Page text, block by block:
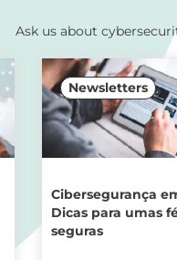
Ask us about
Newsletters
Cibersegurança
Dicas para umas
seguras